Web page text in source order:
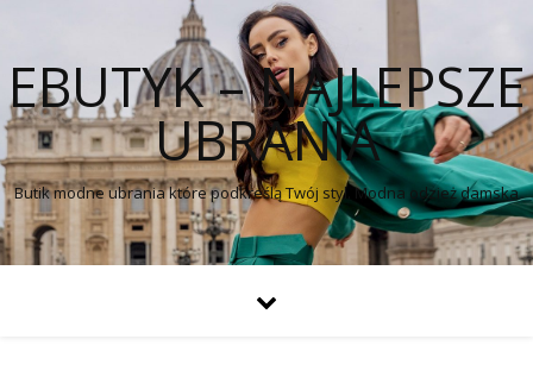
EBUTYK – NAJLEPSZE
UBRANIA
Butik modne ubrania które podkreślą Twój styl. Modna odzież damska